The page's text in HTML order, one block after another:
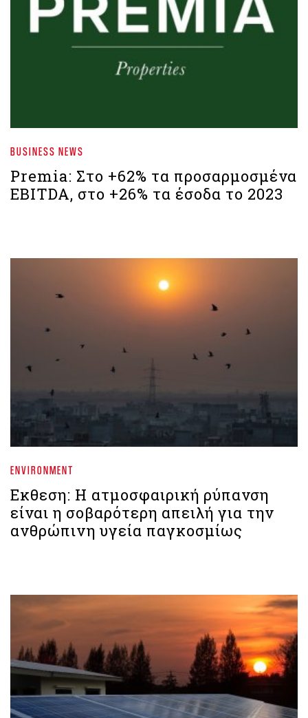
BUSINESS NEWS
Premia: Στο +62% τα προσαρμοσμένα
EBITDA, στο +26% τα έσοδα το 2023
ENVIRONMENT
Εκθεση: Η ατμοσφαιρική ρύπανση
είναι η σοβαρότερη απειλή για την
ανθρώπινη υγεία παγκοσμίως